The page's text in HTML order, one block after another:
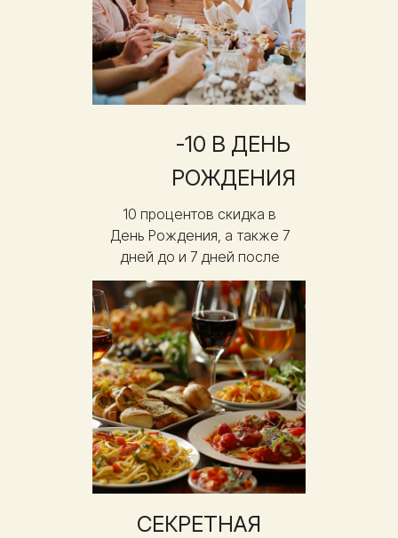
СЕКРЕТНАЯ
-10 В ДЕНЬ
РОЖДЕНИЯ
10 процентов скидка в
День Рождения, а также 7
дней до и 7 дней после